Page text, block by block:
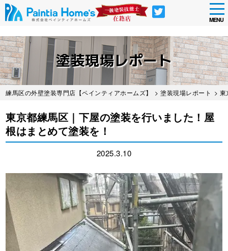
Skip
to
main
content
MENU
塗装現場レポート
練馬区の外壁塗装専門店【ペインティアホームズ】 >塗装現場レポート >
東京都練馬区｜下屋の塗装を行いました！屋
根はまとめて塗装を！
2025.3.10